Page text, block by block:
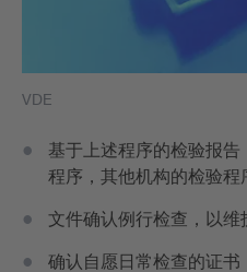
VDE
基于上述程序的检验报
程序，其他机构的检验程
文件确认例行检查，以维
确认自愿日常检查的证